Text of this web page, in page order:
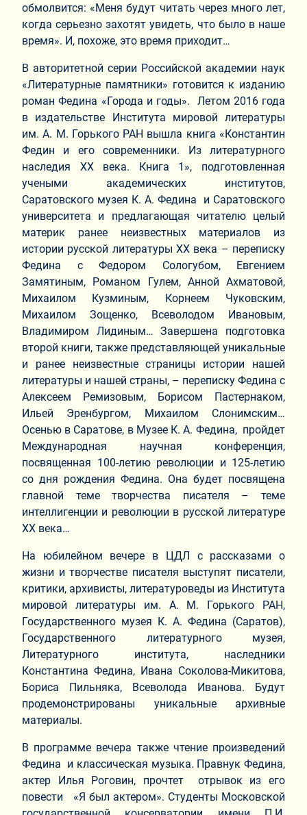
обмолвится: «Меня будут читать через много лет,
когда серьезно захотят увидеть, что было в наше
время». И, похоже, это время приходит…
В авторитетной серии Российской академии наук
«Литературные памятники» готовится к изданию
роман Федина «Города и годы». Летом 2016 года
в издательстве Института мировой литературы
им. А. М. Горького РАН вышла книга «Константин
Федин и его современники. Из литературного
наследия ХХ века. Книга 1», подготовленная
учеными академических институтов,
Саратовского музея К. А. Федина и Саратовского
университета и предлагающая читателю целый
материк ранее неизвестных материалов из
истории русской литературы ХХ века – переписку
Федина с Федором Сологубом, Евгением
Замятиным, Романом Гулем, Анной Ахматовой,
Михаилом Кузминым, Корнеем Чуковским,
Михаилом Зощенко, Всеволодом Ивановым,
Владимиром Лидиным… Завершена подготовка
второй книги, также представляющей уникальные
и ранее неизвестные страницы истории нашей
литературы и нашей страны, – переписку Федина с
Алексеем Ремизовым, Борисом Пастернаком,
Ильей Эренбургом, Михаилом Слонимским…
Осенью в Саратове, в Музее К. А. Федина, пройдет
Международная научная конференция,
посвященная 100-летию революции и 125-летию
со дня рождения Федина. Она будет посвящена
главной теме творчества писателя – теме
интеллигенции и революции в русской литературе
ХХ века…
На юбилейном вечере в ЦДЛ с рассказами о
жизни и творчестве писателя выступят писатели,
критики, архивисты, литературоведы из Института
мировой литературы им. А. М. Горького РАН,
Государственного музея К. А. Федина (Саратов),
Государственного литературного музея,
Литературного института, наследники
Константина Федина, Ивана Соколова-Микитова,
Бориса Пильняка, Всеволода Иванова. Будут
продемонстрированы уникальные архивные
материалы.
В программе вечера также чтение произведений
Федина и классическая музыка. Правнук Федина,
актер Илья Роговин, прочтет отрывок из его
повести «Я был актером». Студенты Московской